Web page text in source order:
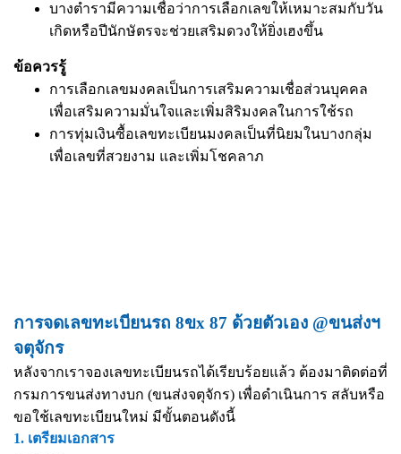
บางตำรามีความเชื่อว่าการเลือกเลขให้เหมาะสมกับวัน
เกิดหรือปีนักษัตรจะช่วยเสริมดวงให้ยิ่งเฮงขึ้น
ข้อควรรู้
การเลือกเลขมงคลเป็นการเสริมความเชื่อส่วนบุคคล
เพื่อเสริมความมั่นใจและเพิ่มสิริมงคลในการใช้รถ
การทุ่มเงินซื้อเลขทะเบียนมงคลเป็นที่นิยมในบางกลุ่ม
เพื่อเลขที่สวยงาม และเพิ่มโชคลาภ
การจดเลขทะเบียนรถ 8ขx 87 ด้วยตัวเอง @ขนส่งฯ
จตุจักร
หลังจากเราจองเลขทะเบียนรถได้เรียบร้อยแล้ว ต้องมาติดต่อที่
กรมการขนส่งทางบก (ขนส่งจตุจักร) เพื่อดำเนินการ สลับหรือ
ขอใช้เลขทะเบียนใหม่ มีขั้นตอนดังนี้
1. เตรียมเอกสาร